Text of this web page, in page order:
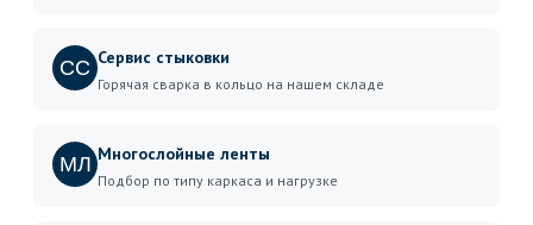
СС Сервис стыковки
Горячая сварка в кольцо на нашем складе
МЛ Многослойные ленты
Подбор по типу каркаса и нагрузке